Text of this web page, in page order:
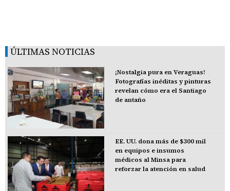
ÚLTIMAS NOTICIAS
¡Nostalgia pura en Veraguas!
Fotografías inéditas y pinturas
revelan cómo era el Santiago
de antaño
EE. UU. dona más de $300 mil
en equipos e insumos
médicos al Minsa para
reforzar la atención en salud